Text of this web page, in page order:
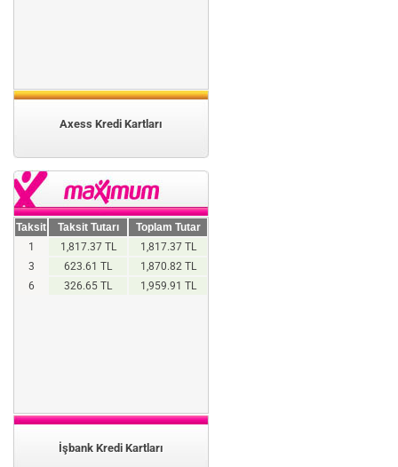
Axess Kredi Kartları
Taksit Taksit Tutarı
Toplam Tutar
1
1,817.37 TL
1,817.37 TL
3
623.61 TL
1,870.82 TL
6
326.65 TL 1,959.91 TL
İşbank Kredi Kartları